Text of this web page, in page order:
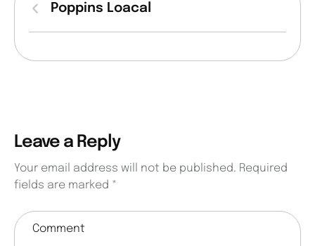
Poppins Loacal
Leave a Reply
Your email address will not be published. Required
fields are marked *